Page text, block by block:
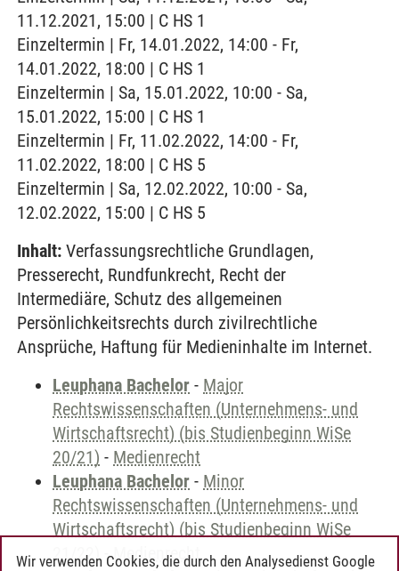
11.12.2021, 15:00 | C HS 1
Einzeltermin | Fr, 14.01.2022, 14:00 - Fr,
14.01.2022, 18:00 | C HS 1
Einzeltermin | Sa, 15.01.2022, 10:00 - Sa,
15.01.2022, 15:00 | C HS 1
Einzeltermin | Fr, 11.02.2022, 14:00 - Fr,
11.02.2022, 18:00 | C HS 5
Einzeltermin | Sa, 12.02.2022, 10:00 - Sa,
12.02.2022, 15:00 | C HS 5
Inhalt: Verfassungsrechtliche Grundlagen,
Presserecht, Rundfunkrecht, Recht der
Intermediäre, Schutz des allgemeinen
Persönlichkeitsrechts durch zivilrechtliche
Ansprüche, Haftung für Medieninhalte im Internet.
Leuphana Bachelor - Major
Rechtswissenschaften (Unternehmens- und
Wirtschaftsrecht) (bis Studienbeginn WiSe
20/21) - Medienrecht
Leuphana Bachelor - Minor
Rechtswissenschaften (Unternehmens- und
Wirtschaftsrecht) (bis Studienbeginn WiSe
21/22)-Medienrecht
Wir verwenden Cookies, die durch den Analysedienst Google